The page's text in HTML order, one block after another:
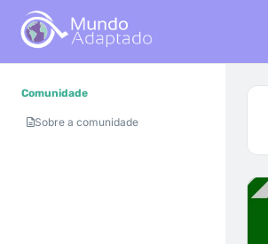
Comunidade
Sobre a comunidade